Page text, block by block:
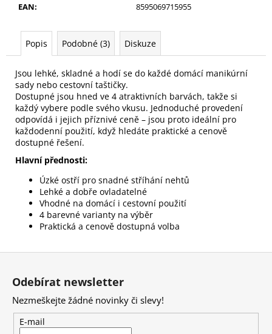
EAN: 8595069715955
Popis Podobné (3) Diskuze
Jsou lehké, skladné a hodí se do každé domácí manikúrní
sady nebo cestovní taštičky.
Dostupné jsou hned ve 4 atraktivních barvách, takže si
každý vybere podle svého vkusu. Jednoduché provedení
odpovídá i jejich příznivé ceně – jsou proto ideální pro
každodenní použití, když hledáte praktické a cenově
dostupné řešení.
Hlavní přednosti:
Úzké ostří pro snadné stříhání nehtů
Lehké a dobře ovladatelné
Vhodné na domácí i cestovní použití
4 barevné varianty na výběr
Praktická a cenově dostupná volba
e
m
PILNÍK
NA
NEHTY
Z
JAPONSKÉHO
PAPÍRU,
OVÁLNÝ
49
Kč
Z
Odebírat newsletter
Nezmeškejte žádné novinky či slevy!
E-mail